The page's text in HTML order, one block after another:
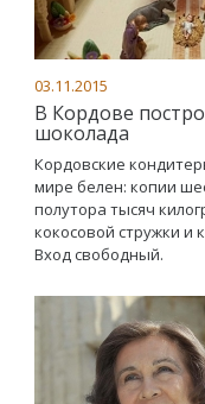
03.11.2015
В Кордове
шоколада
Кордовские
мире белен: копии
полутора тысяч
кокосовой стружки и
Вход свободный.